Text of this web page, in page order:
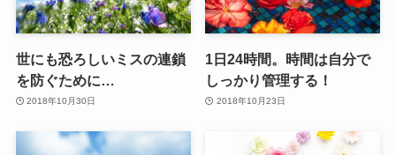
世にも恐ろしいミスの連鎖
を防ぐために…
2018年10月30日
1日24時間。時間は自分で
しっかり管理する！
2018年10月23日